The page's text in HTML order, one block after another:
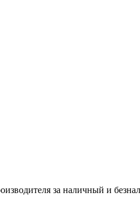
за наличный и